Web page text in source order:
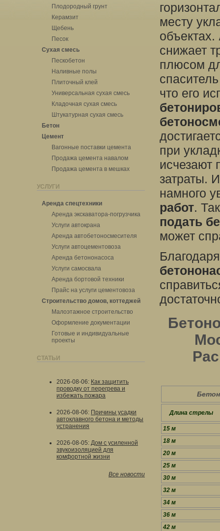
Плодородный грунт
Керамзит
Щебень
Песок
Сухая смесь
Пескобетон
Наливные полы
Плиточный клей
Универсальная сухая смесь
Кладочная сухая смесь
Штукатурная сухая смесь
Бетон
Цемент
Вагонные поставки цемента
Продажа цемента навалом
Продажа цемента в мешках
УСЛУГИ
Аренда спецтехники
Аренда экскаватора-погрузчика
Услуги автокрана
Аренда автобетоносмесителя
Услуги автоцементовоза
Аренда бетононасоса
Услуги самосвала
Аренда бортовой техники
Прайс на услуги цементовоза
Строительство домов, коттеджей
Малоэтажное строительство
Оформление документации
Готовые и индивидуальные
проекты
СТАТЬИ
2026-08-06: Как защитить
проводку от перегрева и
избежать пожара
2026-08-06: Причины усадки
автоклавного бетона и методы
устранения
2026-08-05: Дом с усиленной
звукоизоляцией для
комфортной жизни
Все новости
месту
объектах.
снижает
плюсом
что его
при
исчезают
затраты.
намного
работ.
подать
может
Длина стрелы
15 м
18 м
20 м
25 м
30 м
32 м
34 м
36 м
42 м